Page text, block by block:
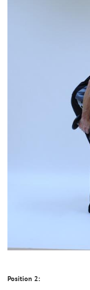
Position 2: